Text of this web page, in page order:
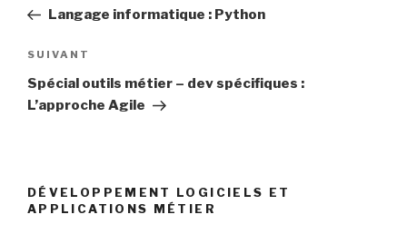
l’article
précédent
Langage informatique : Python
Article
suivant
SUIVANT
Spécial outils métier – dev spécifiques :
L’approche Agile
DÉVELOPPEMENT LOGICIELS ET
APPLICATIONS MÉTIER